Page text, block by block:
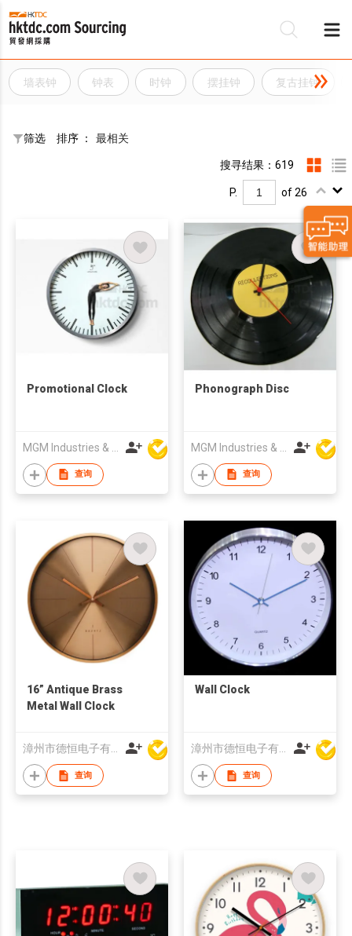
墙表钟 钟表 时钟 摆挂钟 复古挂钟
筛选 排序 ： 最相关
搜寻结果：619
P. of 26
Promotional Clock
查询
Phonograph Disc
查询
16” Antique Brass
Metal Wall Clock
查询
Wall Clock
查询